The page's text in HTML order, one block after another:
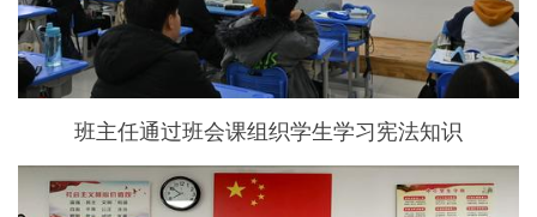
班主任通过班会课组织学生学习宪法知识